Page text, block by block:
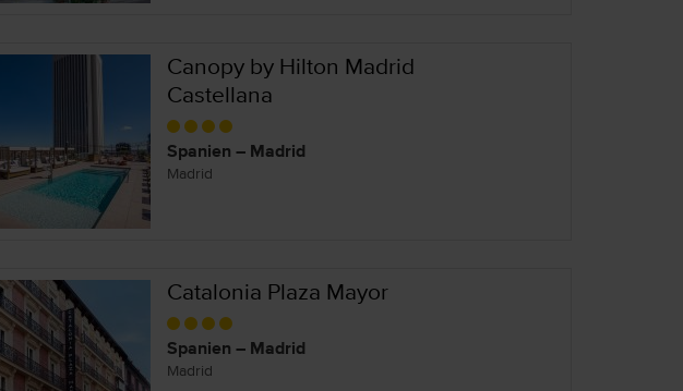
Canopy by Hilton Madrid
Castellana
Spanien – Madrid
Madrid
Catalonia Plaza Mayor
Spanien – Madrid
Madrid